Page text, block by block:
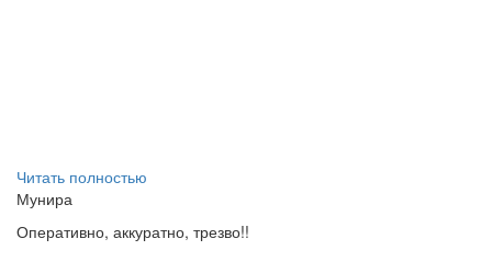
Читать полностью
Мунира
Оперативно, аккуратно, трезво!!